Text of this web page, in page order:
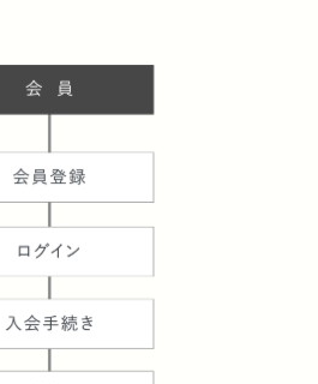
』 2021年夏号にバスケット掲載。
ルメディア『キナリノ』に記事が掲
GLOBAL JAPAN FESTIVAL
の副代表理事 に就任し、日本ブラ
理解と普及、発展のため、全世界で
本の催事を支援に注力。